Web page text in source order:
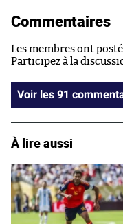
Commentaires
Les membres ont
Participez à la
Voir les 91
À lire aussi